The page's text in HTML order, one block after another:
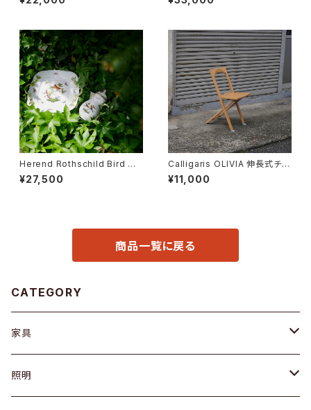
Herend Rothschild Bird ミ
ニティーポット
¥27,500
Calligaris OLIVIA 伸長式チェ
ア
¥11,000
商品一覧に戻る
CATEGORY
家具
ソファ / ベンチ
照明